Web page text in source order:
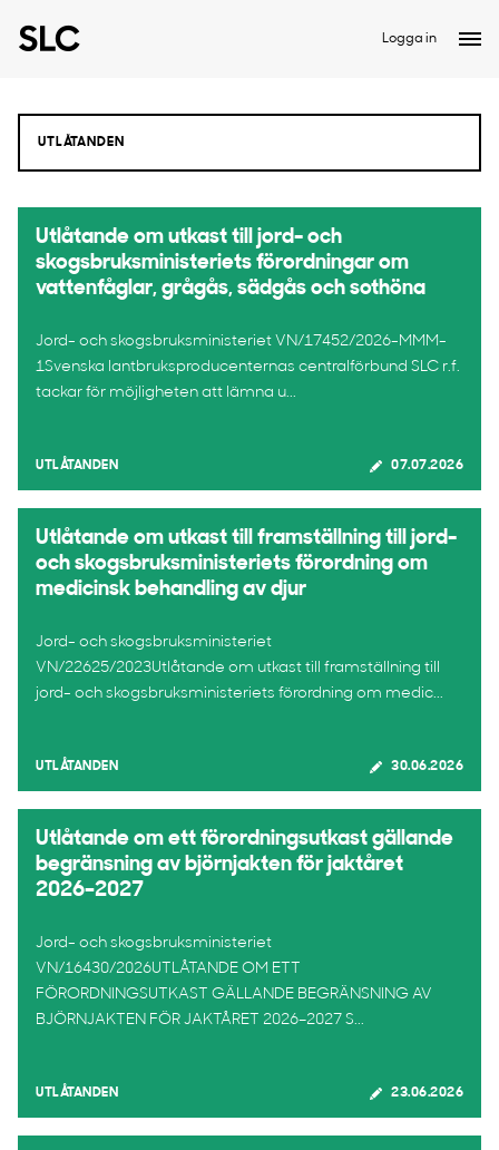
Logga in
Utlåtande om utkast till jord- och
skogsbruksministeriets förordningar om
vattenfåglar, grågås, sädgås och sothöna
Jord- och skogsbruksministeriet VN/17452/2026-MMM-
1Svenska lantbruksproducenternas centralförbund SLC r.f.
tackar för möjligheten att lämna u...
UTLÅTANDEN 07.07.2026
Utlåtande om utkast till framställning till jord-
och skogsbruksministeriets förordning om
medicinsk behandling av djur
Jord- och skogsbruksministeriet
VN/22625/2023Utlåtande om utkast till framställning till
jord- och skogsbruksministeriets förordning om medic...
UTLÅTANDEN 30.06.2026
Utlåtande om ett förordningsutkast gällande
begränsning av björnjakten för jaktåret
2026–2027
Jord- och skogsbruksministeriet
VN/16430/2026UTLÅTANDE OM ETT
FÖRORDNINGSUTKAST GÄLLANDE BEGRÄNSNING AV
BJÖRNJAKTEN FÖR JAKTÅRET 2026–2027 S...
UTLÅTANDEN 23.06.2026